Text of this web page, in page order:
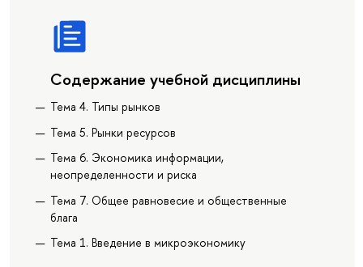
Содержание учебной дисциплины
Тема 4. Типы рынков
Тема 5. Рынки ресурсов
Тема 6. Экономика информации,
неопределенности и риска
Тема 7. Общее равновесие и общественные
блага
Тема 1. Введение в микроэкономику